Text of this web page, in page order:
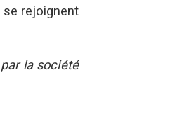
rejoignent
la société